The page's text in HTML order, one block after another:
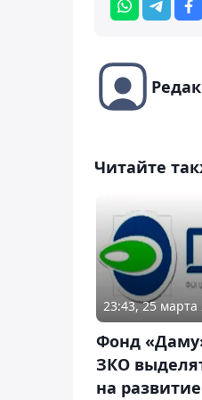
Читайте
23:43, 25 марта
Фонд
ЗКО
на